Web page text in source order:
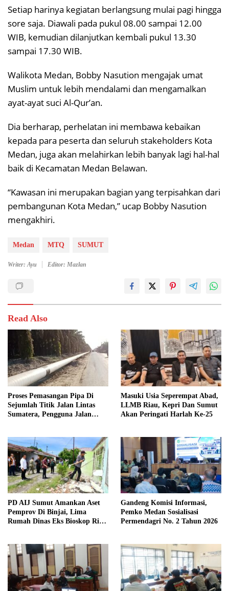
Setiap harinya kegiatan berlangsung mulai pagi hingga
sore saja. Diawali pada pukul 08.00 sampai 12.00
WIB, kemudian dilanjutkan kembali pukul 13.30
sampai 17.30 WIB.
Walikota Medan, Bobby Nasution mengajak umat
Muslim untuk lebih mendalami dan mengamalkan
ayat-ayat suci Al-Qur’an.
Dia berharap, perhelatan ini membawa kebaikan
kepada para peserta dan seluruh stakeholders Kota
Medan, juga akan melahirkan lebih banyak lagi hal-hal
baik di Kecamatan Medan Belawan.
“Kawasan ini merupakan bagian yang terpisahkan dari
pembangunan Kota Medan,” ucap Bobby Nasution
mengakhiri.
Medan MTQ SUMUT
Writer: Ayu Editor: Mazlan
Read Also
Proses Pemasangan Pipa Di
Sejumlah Titik Jalan Lintas
Sumatera, Pengguna Jalan
Masuki Usia Seperempat Abad,
LLMB Riau, Kepri Dan Sumut
Akan Peringati Harlah Ke-25
PD AIJ Sumut Amankan Aset
Pemprov Di Binjai, Lima
Rumah Dinas Eks Bioskop Ria
Gandeng Komisi Informasi,
Pemko Medan Sosialisasi
Permendagri No. 2 Tahun 2026